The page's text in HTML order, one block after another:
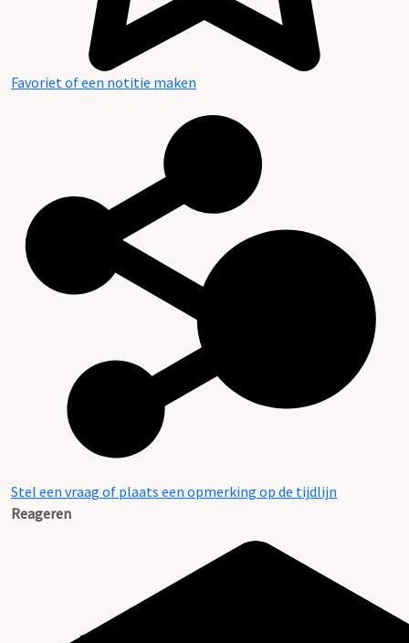
Favoriet of een notitie maken
Stel een vraag of plaats een opmerking op de tijdlijn
Reageren